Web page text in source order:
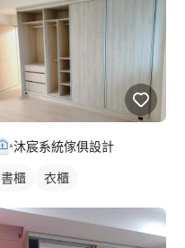
沐宸系統傢俱設計
書櫃 衣櫃